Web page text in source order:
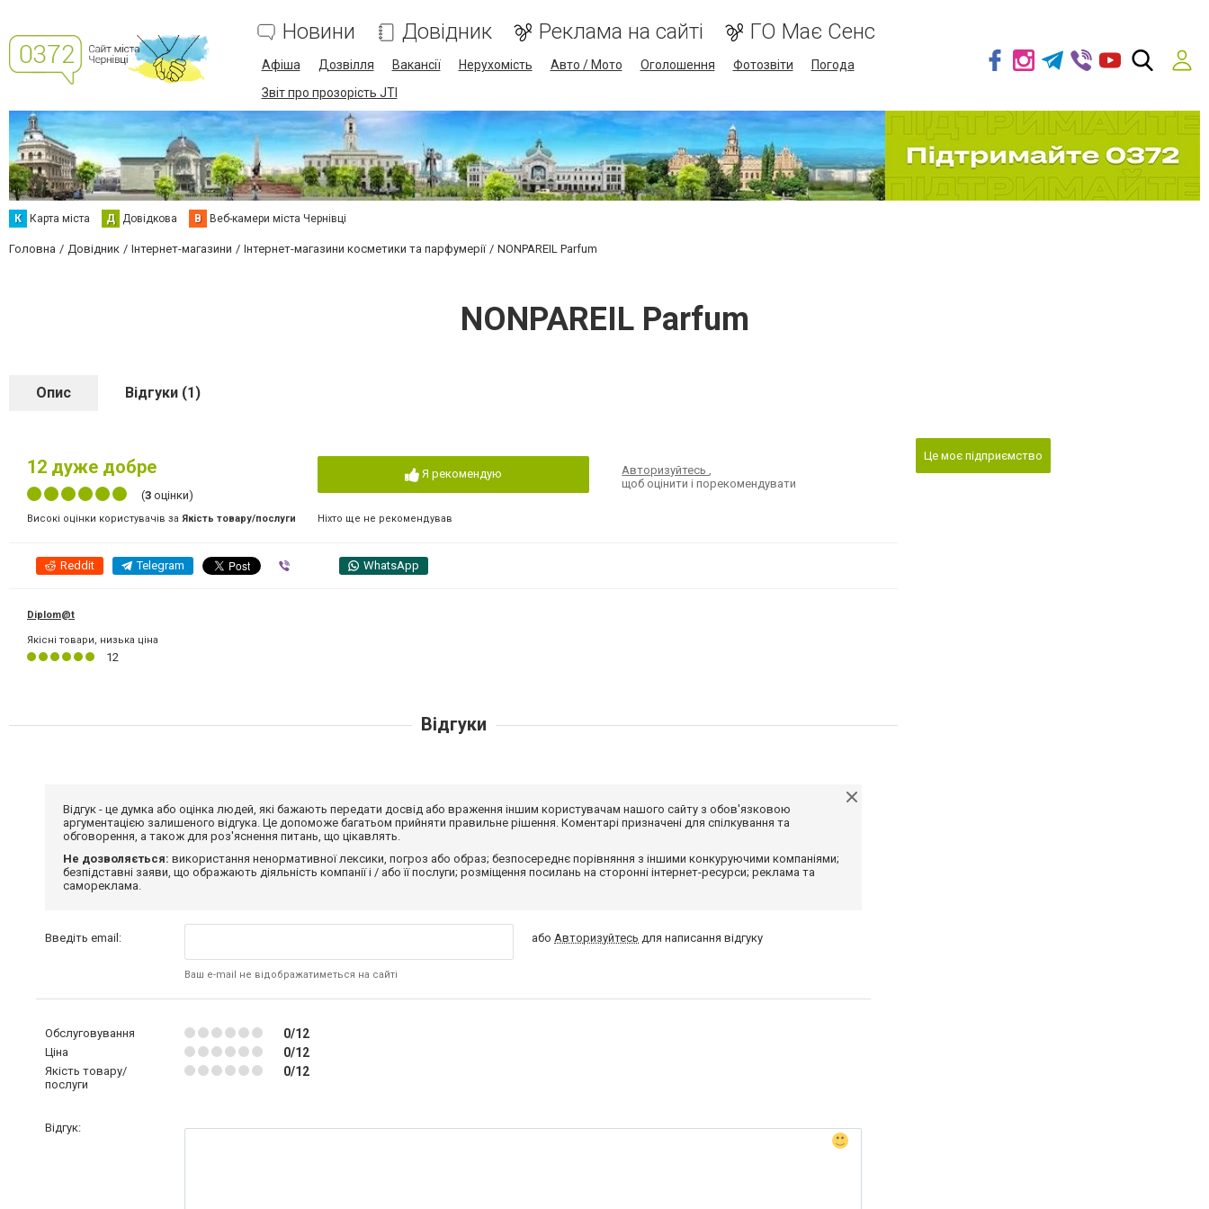
Новини Довідник Реклама на сайті ГО Має Сенс
Афіша Дозвілля Вакансії Нерухомість Авто / Мото Оголошення Фотозвіти
Погода
Звіт про прозорість JTI
К Карта міста Д Довідкова В Веб-камери міста Чернівці
Головна Довідник Інтернет-магазини Інтернет-магазини косметики та парфумерії NONPAREIL Parfum
NONPAREIL Parfum
Опис Відгуки (1)
12 дуже добре
(3 оцінки)
Високі оцінки користувачів за Якість товару/послуги
Я рекомендую
Ніхто ще не рекомендував
Авторизуйтесь,
щоб оцінити і порекомендувати
Reddit Telegram WhatsApp
Diplom@t
Якісні товари, низька ціна
12
Це моє підприємство
Відгуки
Відгук - це думка або оцінка людей, які бажають передати досвід або враження іншим користувачам нашого сайту з обов'язковою
аргументацією залишеного відгука. Це допоможе багатьом прийняти правильне рішення. Коментарі призначені для спілкування та
обговорення, а також для роз'яснення питань, що цікавлять.
Не дозволяється: використання ненормативної лексики, погроз або образ; безпосереднє порівняння з іншими конкуруючими компаніями;
безпідставні заяви, що ображають діяльність компанії і / або її послуги; розміщення посилань на сторонні інтернет-ресурси; реклама та
самореклама.
Введіть email:
Ваш e-mail не відображатиметься на сайті
абоАвторизуйтесь для написання відгуку
Обслуговування 0/12
Ціна 0/12
Якість товару/
послуги
0/12
Відгук: